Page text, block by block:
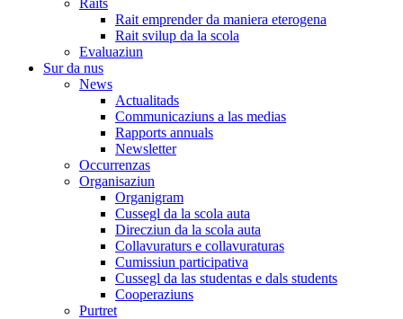
Raits
Rait emprender da maniera eterogena
Rait svilup da la scola
Evaluaziun
Sur da nus
News
Actualitads
Communicaziuns a las medias
Rapports annuals
Newsletter
Occurrenzas
Organisaziun
Organigram
Cussegl da la scola auta
Direcziun da la scola auta
Collavuraturs e collavuraturas
Cumissiun participativa
Cussegl da las studentas e dals students
Cooperaziuns
Purtret